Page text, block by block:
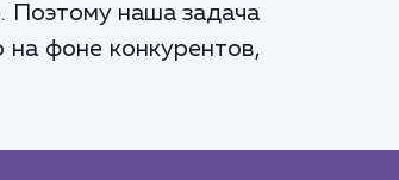
Поэтому наша задача
на фоне конкурентов,